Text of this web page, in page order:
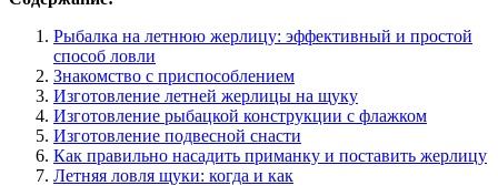
Рыбалка на летнюю жерлицу: эффективный и простой
способ ловли
Знакомство с приспособлением
Изготовление летней жерлицы на щуку
Изготовление рыбацкой конструкции с флажком
Изготовление подвесной снасти
Как правильно насадить приманку и поставить жерлицу
Летняя ловля щуки: когда и как